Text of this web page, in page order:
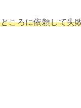
ころに依頼して失